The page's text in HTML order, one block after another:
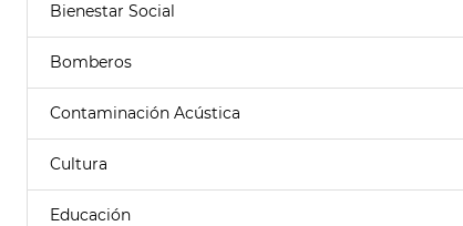
Bienestar Social
Bomberos
Contaminación Acústica
Cultura
Educación